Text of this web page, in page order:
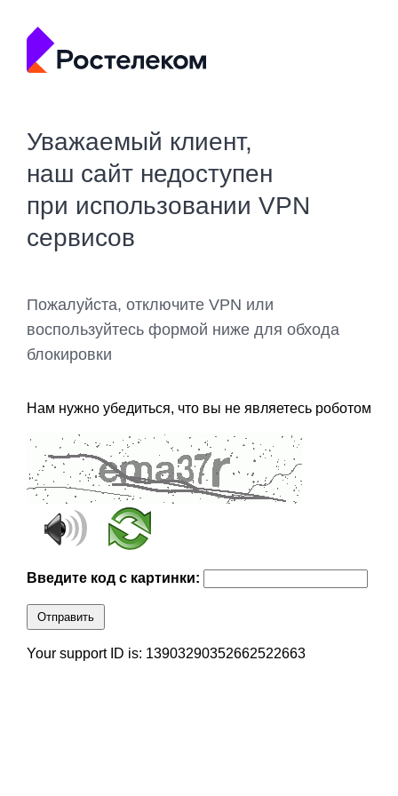
Уважаемый клиент,
наш сайт недоступен
при использовании VPN
сервисов
Пожалуйста, отключите VPN или
воспользуйтесь формой ниже для обхода
блокировки
Нам нужно убедиться, что вы не являетесь роботом
Введите код с картинки:
Отправить
Your support ID is: 13903290352662522663